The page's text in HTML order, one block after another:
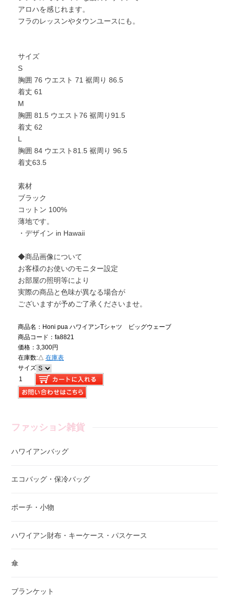
アロハを感じれます。
フラのレッスンやタウンユースにも。
サイズ
S
胸囲 76 ウエスト 71 裾周り 86.5
着丈 61
M
胸囲 81.5 ウエスト76 裾周り91.5
着丈 62
L
胸囲 84 ウエスト81.5 裾周り 96.5
着丈63.5
素材
ブラック
コットン 100%
薄地です。
・デザイン in Hawaii
◆商品画像について
お客様のお使いのモニター設定
お部屋の照明等により
実際の商品と色味が異なる場合が
ございますが予めご了承くださいませ。
商品名：Honi pua ハワイアンTシャツ ビッグウェーブ
商品コード：fa8821
価格：3,300円
在庫数:△ 在庫表
サイズ
ファッション雑貨
ハワイアンバッグ
エコバッグ・保冷バッグ
ポーチ・小物
ハワイアン財布・キーケース・パスケース
傘
ブランケット